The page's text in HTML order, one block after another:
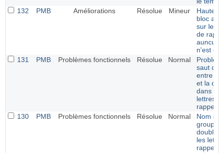
132
PMB Améliorations Résolue Mineur
bloc
sur les
de
n'est
131
PMB Problèmes fonctionnels Résolue Normal
saut
entre
et la
dans
lettres
rappel
130
PMB Problèmes fonctionnels Résolue Normal
Nom
les
rappel